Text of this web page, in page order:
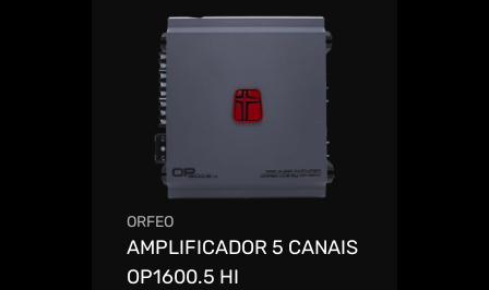
ORFEO
AMPLIFICADOR 5 CANAIS
OP1600.5 HI